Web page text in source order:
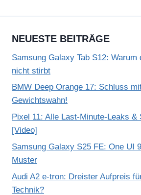
NEUESTE BEITRÄGE
Samsung Galaxy Tab S12:
nicht stirbt
BMW Deep Orange 17: Schluss
Gewichtswahn!
Pixel 11: Alle Last-Minute-Leaks &
[Video]
Samsung Galaxy S25 FE: One UI
Muster
Audi A2 e-tron: Dreister Aufpreis
Technik?